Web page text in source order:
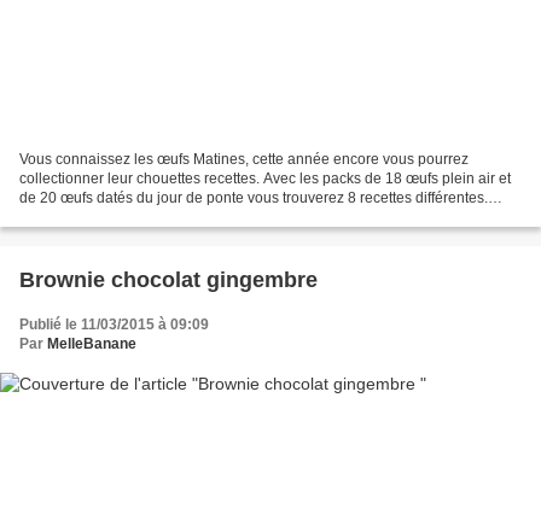
Vous connaissez les œufs Matines, cette année encore vous pourrez
collectionner leur chouettes recettes. Avec les packs de 18 œufs plein air et
de 20 œufs datés du jour de ponte vous trouverez 8 recettes différentes.
Brownie chocolat gingembre
Publié le 11/03/2015 à 09:09
Par MelleBanane